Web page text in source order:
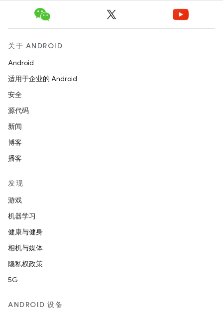
关于 ANDROID
Android
适用于企业的 Android
安全
源代码
新闻
博客
播客
发现
游戏
机器学习
健康与健身
相机与媒体
隐私权政策
5G
ANDROID 设备